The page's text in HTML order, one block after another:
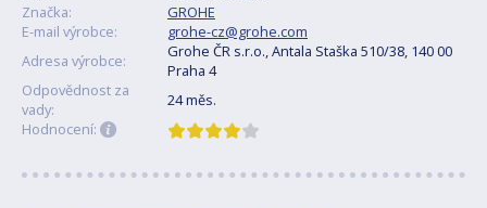
Značka:
GROHE
E-mail výrobce:
grohe-cz@grohe.com
Adresa výrobce:
Grohe ČR s.r.o., Antala Staška 510/38, 140 00
Praha 4
Odpovědnost za
vady:
24 měs.
Hodnocení: